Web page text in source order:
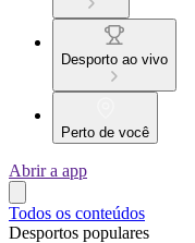
Desporto ao vivo
Perto de você
Abrir a app
Todos os conteúdos
Desportos populares